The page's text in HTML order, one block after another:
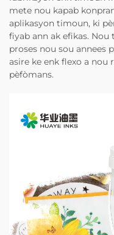
mete nou kapab
aplikasyon timoun, ki
fiyab ann ak efikas.
proses nou sou annees
asire ke enk flexo a nou
pèfòmans.